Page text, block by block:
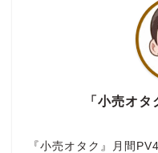
「小売オ
『小売オタク』月間